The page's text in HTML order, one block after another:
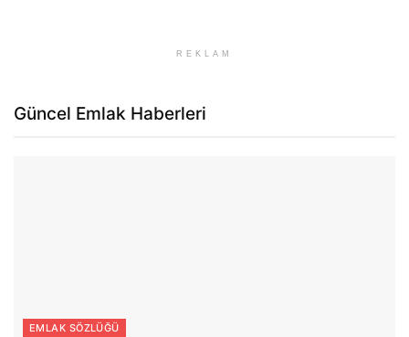
REKLAM
Güncel Emlak Haberleri
EMLAK SÖZLÜĞÜ